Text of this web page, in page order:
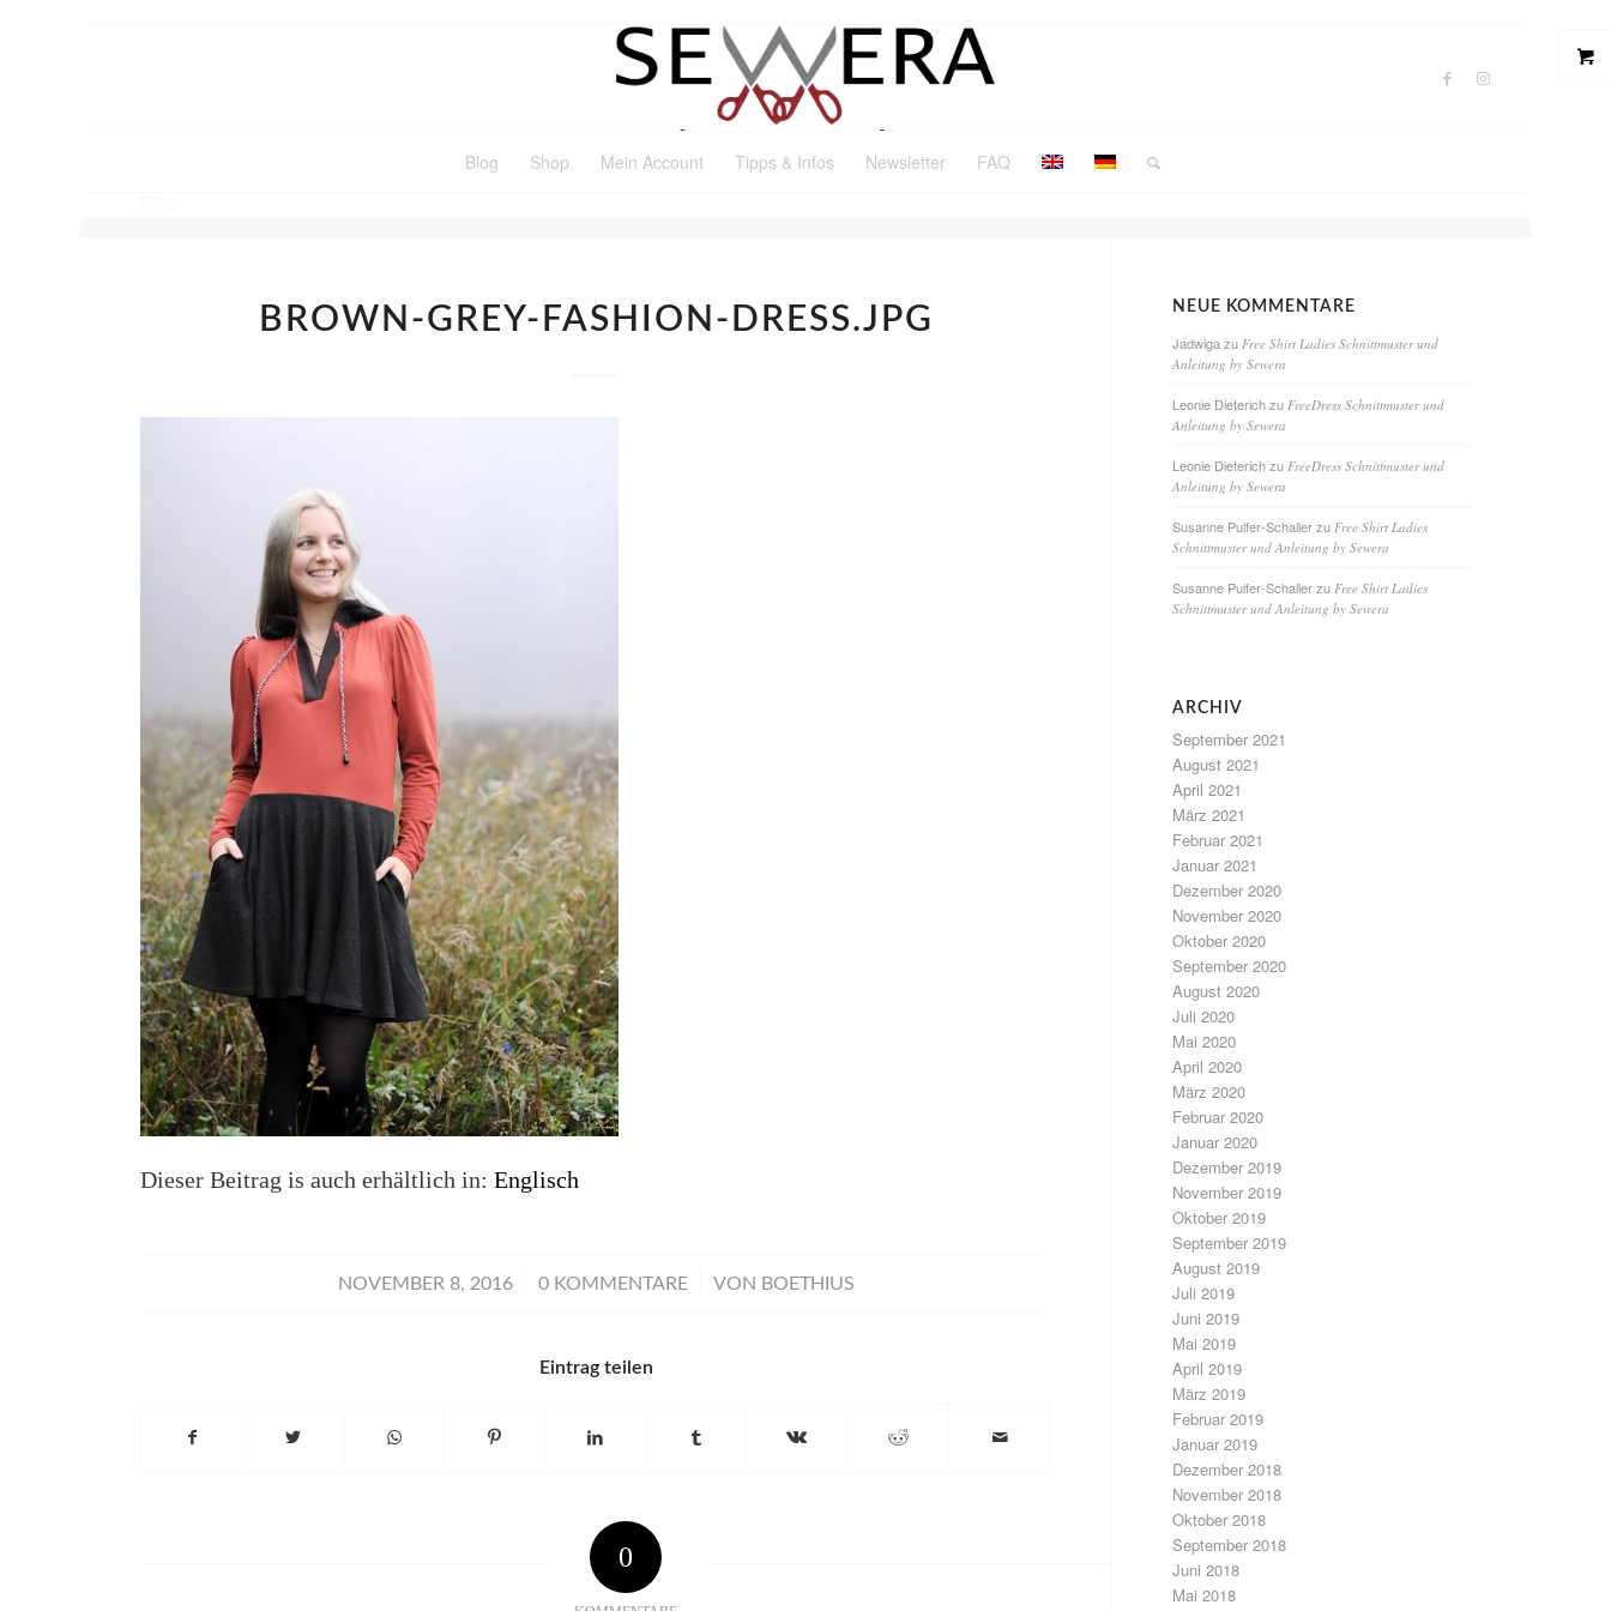
Blog Shop Mein Account Tipps & Infos Newsletter FAQ
BROWN-GREY-FASHION-DRESS.JPG
Dieser Beitrag is auch erhältlich in:Englisch
NOVEMBER 8, 2016
/ 0 KOMMENTARE
/ VON BOETHIUS
Eintrag teilen
0
NEUE KOMMENTARE
Jadwigazu Free Shirt Ladies Schnittmuster und
Anleitung by Sewera
Leonie Dieterichzu FreeDress Schnittmuster und
Anleitung by Sewera
Leonie Dieterichzu FreeDress Schnittmuster und
Anleitung by Sewera
Susanne Pulfer-Schallerzu Free Shirt Ladies
Schnittmuster und Anleitung by Sewera
Susanne Pulfer-Schallerzu Free Shirt Ladies
Schnittmuster und Anleitung by Sewera
ARCHIV
September 2021
August 2021
April 2021
März 2021
Februar 2021
Januar 2021
Dezember 2020
November 2020
Oktober 2020
September 2020
August 2020
Juli 2020
Mai 2020
April 2020
März 2020
Februar 2020
Januar 2020
Dezember 2019
November 2019
Oktober 2019
September 2019
August 2019
Juli 2019
Juni 2019
Mai 2019
April 2019
März 2019
Februar 2019
Januar 2019
Dezember 2018
November 2018
Oktober 2018
September 2018
Juni 2018
Mai 2018